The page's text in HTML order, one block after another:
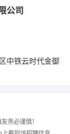
公司
中铁云时代金御
务必谨慎！